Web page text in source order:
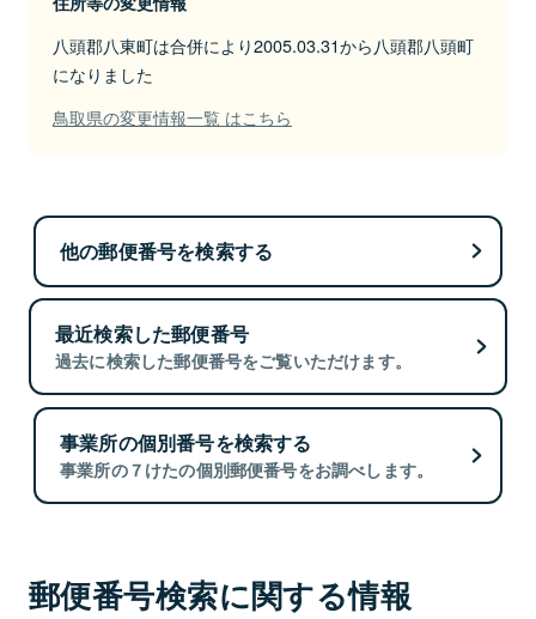
八頭郡八東町は合併により2005.03.31から八頭郡八頭町
になりました
鳥取県の変更情報一覧 はこちら
他の郵便番号を検索する
最近検索した郵便番号
過去に検索した郵便番号をご覧いただけます。
事業所の個別番号を検索する
事業所の７けたの個別郵便番号をお調べします。
郵便番号検索に関する情報